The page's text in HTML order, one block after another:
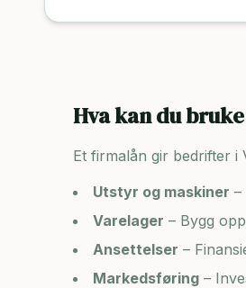
Hva kan du
Et firmalån gir bedrifter i
Utstyr og maskiner –
Varelager – Bygg
Ansettelser –
Markedsføring –